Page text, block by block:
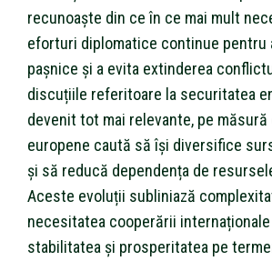
recunoaște din ce în ce mai mult
eforturi diplomatice continue pentru
pașnice și a evita extinderea
discuțiile referitoare la securitatea
devenit tot mai relevante, pe
europene caută să își diversifice
și să reducă dependența de
Aceste evoluții subliniază
necesitatea cooperării
stabilitatea și prosperitatea pe